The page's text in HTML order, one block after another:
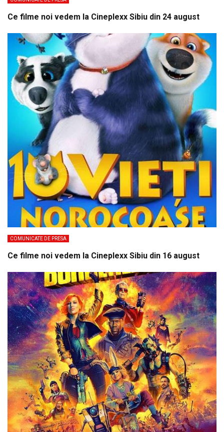
Ce filme noi vedem la Cineplexx Sibiu din 24 august
COMUNICATE DE PRESA
Ce filme noi vedem la Cineplexx Sibiu din 16 august